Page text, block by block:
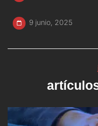
9 junio, 2025